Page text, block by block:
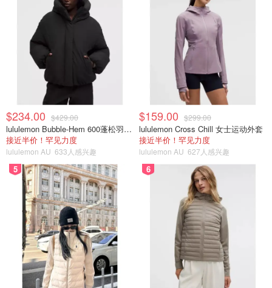
电动牙刷使用正确方式刷牙，能够比单纯使用牙刷更加有效
地预防龋齿等等儿童成长期口腔问题，有益孩子的健康成
长。《爸爸去哪儿》中多多使用的就是这款哦！这款儿童电
动牙刷具有蓝牙连接功能，可以下载互动APP，视频指导儿
童正确刷牙，能更受孩子喜欢。31000次震动每分钟，专利
声波技术，涂胶牙刷头可以保证在轻柔有效清洁的同时保护
儿童牙齿，有效清除牙菌斑。
💰💰💰有宝妈问价钱了，我是在亚马逊省钱君君推荐24.99
买一个，又在飞利浦官网22.99买两个，哈哈送人自用都
好，飞利浦电动牙刷有保证，我跟孩子爸用的也是飞利浦电
动牙刷，在Costco买的一对那种，非常喜欢，推荐购买
Philips 飞利浦 2020倒计时
$234.00 $429.00
lululemon Bubble-Hem 600蓬松羽绒夹克
接近半价！罕见力度
lululemon AU 633人感兴趣
$159.00 $299.00
lululemon Cross Chill 女士运动外套
接近半价！罕见力度
lululemon AU 627人感兴趣
5 6